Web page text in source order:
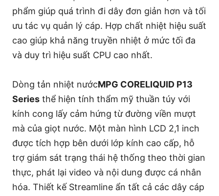
phẩm giúp quá trình đi dây đơn giản hơn và tối
ưu tác vụ quản lý cáp. Hợp chất nhiệt hiệu suất
cao giúp khả năng truyền nhiệt ở mức tối đa
và duy trì hiệu suất CPU cao nhất.
Dòng tản nhiệt nướcMPG CORELIQUID P13
Series thể hiện tính thẩm mỹ thuần túy với
kính cong lấy cảm hứng từ đường viền mượt
mà của giọt nước. Một màn hình LCD 2,1 inch
được tích hợp bên dưới lớp kính cao cấp, hỗ
trợ giám sát trạng thái hệ thống theo thời gian
thực, phát lại video và nội dung được cá nhân
hóa. Thiết kế Streamline ẩn tất cả các dây cáp